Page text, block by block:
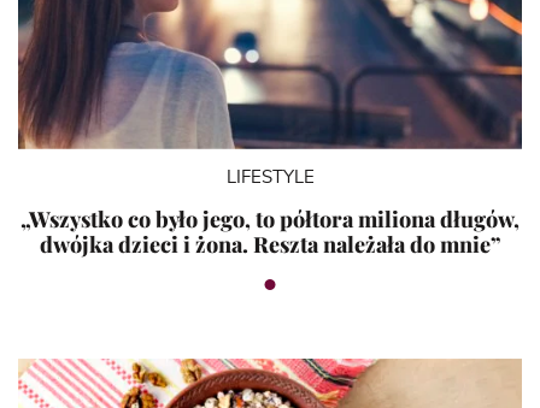
LIFESTYLE
„Wszystko co było jego, to półtora miliona długów,
dwójka dzieci i żona. Reszta należała do mnie”